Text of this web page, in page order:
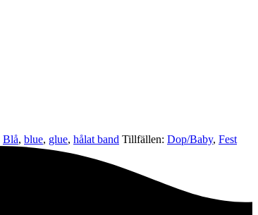
Blå, blue, glue, hålat band Tillfällen: Dop/Baby, Fest